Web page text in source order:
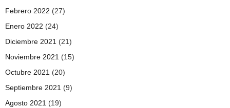
Febrero 2022 (27)
Enero 2022 (24)
Diciembre 2021 (21)
Noviembre 2021 (15)
Octubre 2021 (20)
Septiembre 2021 (9)
Agosto 2021 (19)